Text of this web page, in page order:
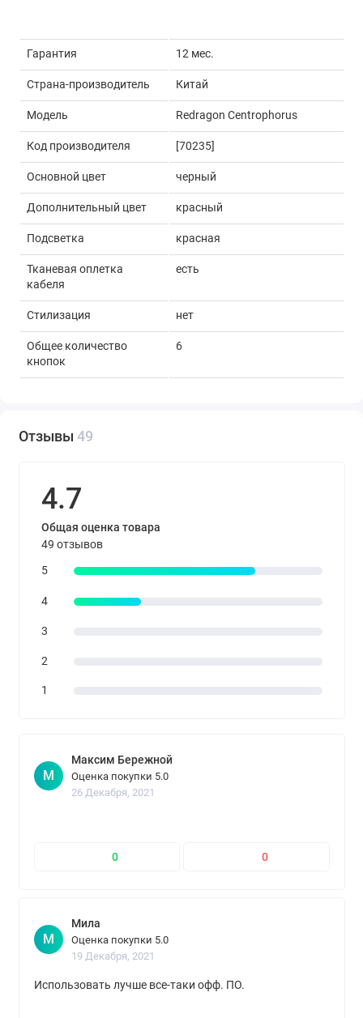
Гарантия 12 мес.
Страна-производитель Китай
Модель Redragon Centrophorus
Код производителя [70235]
Основной цвет черный
Дополнительный цвет красный
Подсветка красная
Тканевая оплетка
кабеля
есть
Стилизация нет
Общее количество
кнопок
6
кнопки
Максимальное
ускорение
Материал покрытия
Система регулировки
Разъем проводного
подключения к ПК
Отзывы 49
4.7
Общая оценка товара
49 отзывов
5
4
3
2
1
М
Максим Бережной
Оценка покупки 5.0
26 Декабря, 2021
0 0
М
Мила
Оценка покупки 5.0
19 Декабря, 2021
Использовать лучше все-таки офф. ПО.